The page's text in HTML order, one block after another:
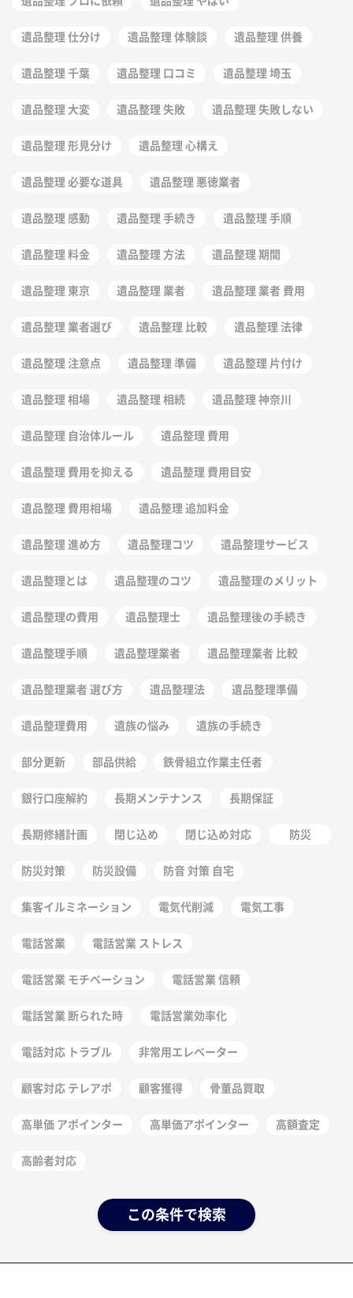
遺品整理 仕分け 遺品整理 体験談 遺品整理 供養
遺品整理 千葉 遺品整理 口コミ 遺品整理 埼玉
遺品整理 大変 遺品整理 失敗 遺品整理 失敗しない
遺品整理 形見分け 遺品整理 心構え
遺品整理 必要な道具 遺品整理 悪徳業者
遺品整理 感動 遺品整理 手続き 遺品整理 手順
遺品整理 料金 遺品整理 方法 遺品整理 期間
遺品整理 東京 遺品整理 業者 遺品整理 業者 費用
遺品整理 業者選び 遺品整理 比較 遺品整理 法律
遺品整理 注意点 遺品整理 準備 遺品整理 片付け
遺品整理 相場 遺品整理 相続 遺品整理 神奈川
遺品整理 自治体ルール 遺品整理 費用
遺品整理 費用を抑える 遺品整理 費用目安
遺品整理 費用相場 遺品整理 追加料金
遺品整理 進め方 遺品整理コツ 遺品整理サービス
遺品整理とは 遺品整理のコツ 遺品整理のメリット
遺品整理の費用 遺品整理士 遺品整理後の手続き
遺品整理手順 遺品整理業者 遺品整理業者 比較
遺品整理業者 選び方 遺品整理法 遺品整理準備
遺品整理費用 遺族の悩み 遺族の手続き
部分更新 部品供給 鉄骨組立作業主任者
銀行口座解約 長期メンテナンス 長期保証
長期修繕計画 閉じ込め 閉じ込め対応 防災
防災対策 防災設備 防音 対策 自宅
集客イルミネーション 電気代削減 電気工事
電話営業 電話営業 ストレス
電話営業 モチベーション 電話営業 信頼
電話営業 断られた時 電話営業効率化
電話対応 トラブル 非常用エレベーター
顧客対応 テレアポ 顧客獲得 骨董品買取
高単価 アポインター 高単価アポインター 高額査定
高齢者対応
この条件で検索